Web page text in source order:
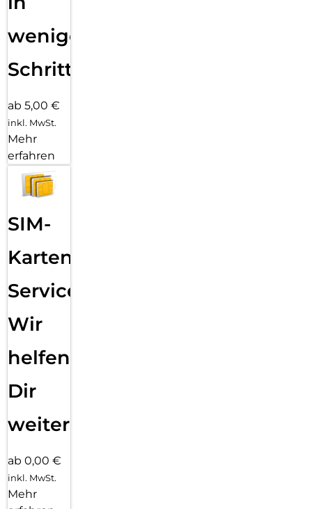
wenigen
Schritten
ab 5,00 €
inkl. MwSt.
Mehr
erfahren
SIM-
Karten
Service:
Wir
helfen
Dir
weiter
ab 0,00 €
inkl. MwSt.
Mehr